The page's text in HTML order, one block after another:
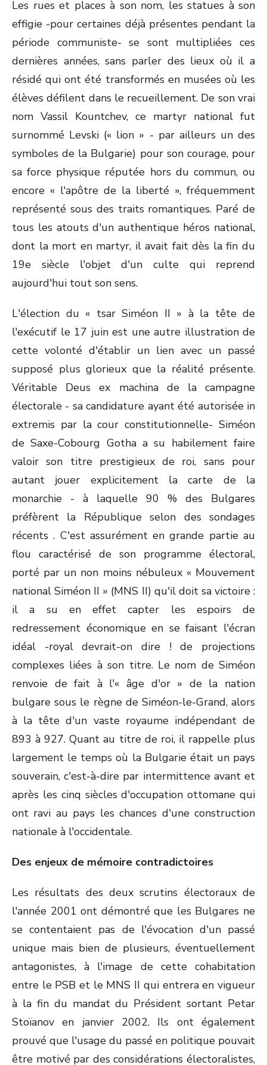
Les rues et places à son nom, les statues à son
effigie -pour certaines déjà présentes pendant la
période communiste- se sont multipliées ces
dernières années, sans parler des lieux où il a
résidé qui ont été transformés en musées où les
élèves défilent dans le recueillement. De son vrai
nom Vassil Kountchev, ce martyr national fut
surnommé Levski (« lion » - par ailleurs un des
symboles de la Bulgarie) pour son courage, pour
sa force physique réputée hors du commun, ou
encore « l'apôtre de la liberté », fréquemment
représenté sous des traits romantiques. Paré de
tous les atouts d'un authentique héros national,
dont la mort en martyr, il avait fait dès la fin du
19e siècle l'objet d'un culte qui reprend
aujourd'hui tout son sens.
L'élection du « tsar Siméon II » à la tête de
l'exécutif le 17 juin est une autre illustration de
cette volonté d'établir un lien avec un passé
supposé plus glorieux que la réalité présente.
Véritable Deus ex machina de la campagne
électorale - sa candidature ayant été autorisée in
extremis par la cour constitutionnelle- Siméon
de Saxe-Cobourg Gotha a su habilement faire
valoir son titre prestigieux de roi, sans pour
autant jouer explicitement la carte de la
monarchie - à laquelle 90 % des Bulgares
préfèrent la République selon des sondages
récents . C'est assurément en grande partie au
flou caractérisé de son programme électoral,
porté par un non moins nébuleux « Mouvement
national Siméon II » (MNS II) qu'il doit sa victoire :
il a su en effet capter les espoirs de
redressement économique en se faisant l'écran
idéal -royal devrait-on dire ! de projections
complexes liées à son titre. Le nom de Siméon
renvoie de fait à l'« âge d'or » de la nation
bulgare sous le règne de Siméon-le-Grand, alors
à la tête d'un vaste royaume indépendant de
893 à 927. Quant au titre de roi, il rappelle plus
largement le temps où la Bulgarie était un pays
souverain, c'est-à-dire par intermittence avant et
après les cinq siècles d'occupation ottomane qui
ont ravi au pays les chances d'une construction
nationale à l'occidentale.
Des enjeux de mémoire contradictoires
Les résultats des deux scrutins électoraux de
l'année 2001 ont démontré que les Bulgares ne
se contentaient pas de l'évocation d'un passé
unique mais bien de plusieurs, éventuellement
antagonistes, à l'image de cette cohabitation
entre le PSB et le MNS II qui entrera en vigueur
à la fin du mandat du Président sortant Petar
Stoïanov en janvier 2002. Ils ont également
prouvé que l'usage du passé en politique pouvait
être motivé par des considérations électoralistes,